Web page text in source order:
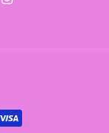
Instagram